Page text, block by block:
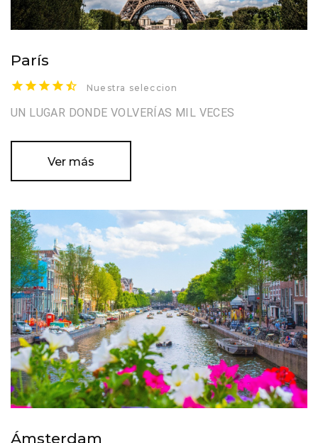
París
Nuestra seleccion
UN LUGAR DONDE VOLVERÍAS MIL VECES
Ver más
Ámsterdam